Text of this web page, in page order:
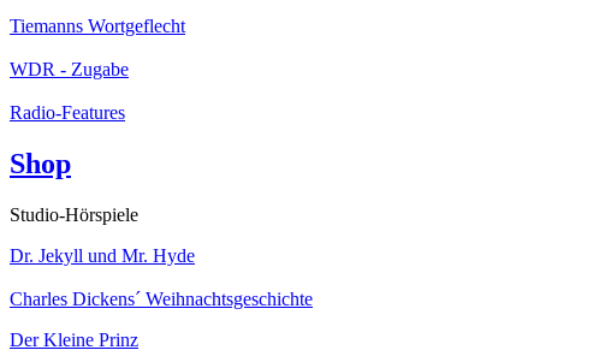
Tiemanns Wortgeflecht
WDR - Zugabe
Radio-Features
Shop
Studio-Hörspiele
Dr. Jekyll und Mr. Hyde
Charles Dickens´ Weihnachtsgeschichte
Der Kleine Prinz